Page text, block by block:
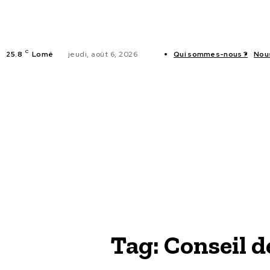
25.8 C Lomé jeudi, août 6, 2026 Qui sommes-nous ?
Tag: Conseil